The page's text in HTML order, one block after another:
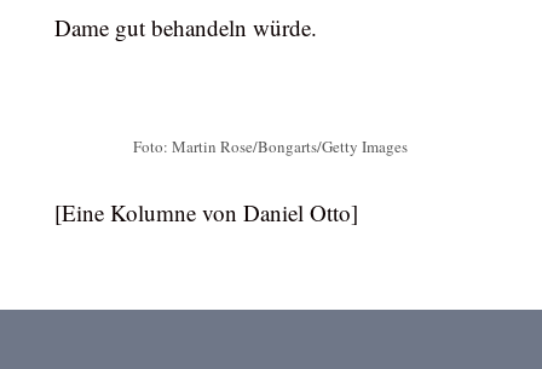
Dame gut behandeln würde.
Foto: Martin Rose/Bongarts/Getty Images
[Eine Kolumne von Daniel Otto]